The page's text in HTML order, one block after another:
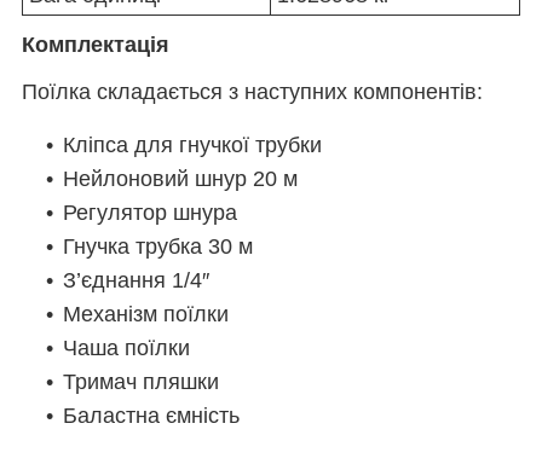
Комплектація
Поїлка складається з наступних компонентів:
Кліпса для гнучкої трубки
Нейлоновий шнур 20 м
Регулятор шнура
Гнучка трубка 30 м
З’єднання 1/4″
Механізм поїлки
Чаша поїлки
Тримач пляшки
Баластна ємність